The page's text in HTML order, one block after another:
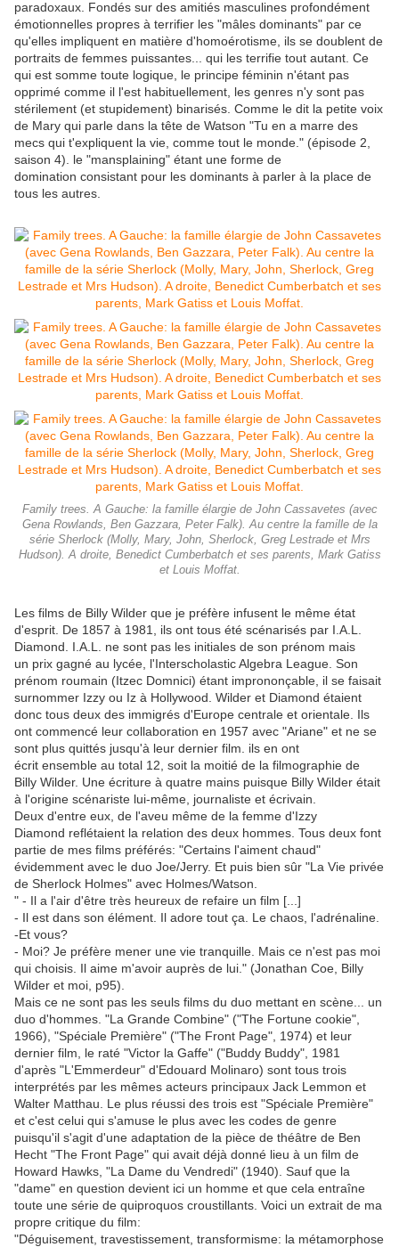
paradoxaux. Fondés sur des amitiés masculines profondément
émotionnelles propres à terrifier les "mâles dominants" par ce
qu'elles impliquent en matière d'homoérotisme, ils se doublent de
portraits de femmes puissantes... qui les terrifie tout autant. Ce
qui est somme toute logique, le principe féminin n'étant pas
opprimé comme il l'est habituellement, les genres n'y sont pas
stérilement (et stupidement) binarisés. Comme le dit la petite voix
de Mary qui parle dans la tête de Watson "Tu en a marre des
mecs qui t'expliquent la vie, comme tout le monde." (épisode 2,
saison 4). le "mansplaining" étant une forme de
domination consistant pour les dominants à parler à la place de
tous les autres.
Family trees. A Gauche: la famille élargie de John Cassavetes (avec
Gena Rowlands, Ben Gazzara, Peter Falk). Au centre la famille de la
série Sherlock (Molly, Mary, John, Sherlock, Greg Lestrade et Mrs
Hudson). A droite, Benedict Cumberbatch et ses parents, Mark Gatiss
et Louis Moffat.
Les films de Billy Wilder que je préfère infusent le même état
d'esprit. De 1857 à 1981, ils ont tous été scénarisés par I.A.L.
Diamond. I.A.L. ne sont pas les initiales de son prénom mais
un prix gagné au lycée, l'Interscholastic Algebra League. Son
prénom roumain (Itzec Domnici) étant imprononçable, il se faisait
surnommer Izzy ou Iz à Hollywood. Wilder et Diamond étaient
donc tous deux des immigrés d'Europe centrale et orientale. Ils
ont commencé leur collaboration en 1957 avec "Ariane" et ne se
sont plus quittés jusqu'à leur dernier film. ils en ont
écrit ensemble au total 12, soit la moitié de la filmographie de
Billy Wilder. Une écriture à quatre mains puisque Billy Wilder était
à l'origine scénariste lui-même, journaliste et écrivain.
Deux d'entre eux, de l'aveu même de la femme d'Izzy
Diamond reflétaient la relation des deux hommes. Tous deux font
partie de mes films préférés: "Certains l'aiment chaud"
évidemment avec le duo Joe/Jerry. Et puis bien sûr "La Vie privée
de Sherlock Holmes" avec Holmes/Watson.
" - Il a l'air d'être très heureux de refaire un film [...]
- Il est dans son élément. Il adore tout ça. Le chaos, l'adrénaline.
-Et vous?
- Moi? Je préfère mener une vie tranquille. Mais ce n'est pas moi
qui choisis. Il aime m'avoir auprès de lui." (Jonathan Coe, Billy
Wilder et moi, p95).
Mais ce ne sont pas les seuls films du duo mettant en scène... un
duo d'hommes. "La Grande Combine" ("The Fortune cookie",
1966), "Spéciale Première" ("The Front Page", 1974) et leur
dernier film, le raté "Victor la Gaffe" ("Buddy Buddy", 1981
d'après "L'Emmerdeur" d'Edouard Molinaro) sont tous trois
interprétés par les mêmes acteurs principaux Jack Lemmon et
Walter Matthau. Le plus réussi des trois est "Spéciale Première"
et c'est celui qui s'amuse le plus avec les codes de genre
puisqu'il s'agit d'une adaptation de la pièce de théâtre de Ben
Hecht "The Front Page" qui avait déjà donné lieu à un film de
Howard Hawks, "La Dame du Vendredi" (1940). Sauf que la
"dame" en question devient ici un homme et que cela entraîne
toute une série de quiproquos croustillants. Voici un extrait de ma
propre critique du film:
"Déguisement, travestissement, transformisme: la métamorphose